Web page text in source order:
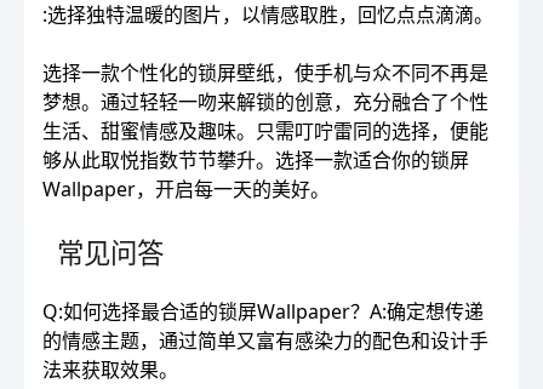
:选择独特温暖的图片，以情感取胜，回忆点点滴滴。
选择一款个性化的锁屏壁纸，使手机与众不同不再是
梦想。通过轻轻一吻来解锁的创意，充分融合了个性
生活、甜蜜情感及趣味。只需叮咛雷同的选择，便能
够从此取悦指数节节攀升。选择一款适合你的锁屏
Wallpaper，开启每一天的美好。
常见问答
Q:如何选择最合适的锁屏Wallpaper？A:确定想传递
的情感主题，通过简单又富有感染力的配色和设计手
法来获取效果。